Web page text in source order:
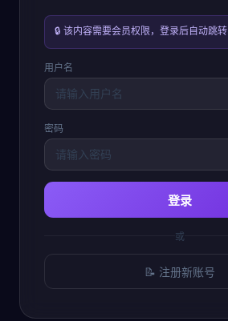
🔒 该内容需要会员权限，登录后自动跳转
用户名
密码
登录
或
📝 注册新账号